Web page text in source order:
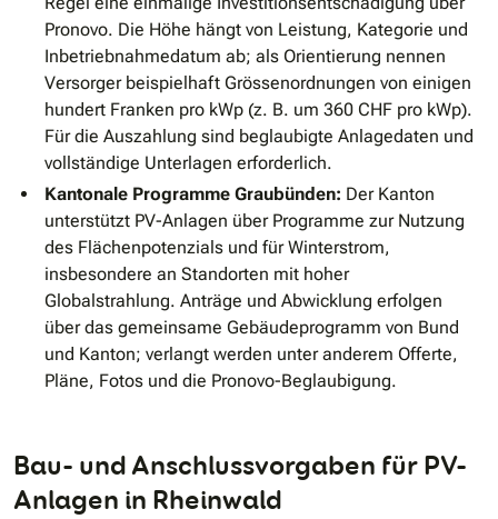
Pronovo. Die Höhe hängt von Leistung, Kategorie und
Inbetriebnahmedatum ab; als Orientierung nennen
Versorger beispielhaft Grössenordnungen von einigen
hundert Franken pro kWp (z. B. um 360 CHF pro kWp).
Für die Auszahlung sind beglaubigte Anlagedaten und
vollständige Unterlagen erforderlich.
Kantonale Programme Graubünden: Der Kanton
unterstützt PV-Anlagen über Programme zur Nutzung
des Flächenpotenzials und für Winterstrom,
insbesondere an Standorten mit hoher
Globalstrahlung. Anträge und Abwicklung erfolgen
über das gemeinsame Gebäudeprogramm von Bund
und Kanton; verlangt werden unter anderem Offerte,
Pläne, Fotos und die Pronovo-Beglaubigung.
Bau- und Anschlussvorgaben für PV-
Anlagen in Rheinwald